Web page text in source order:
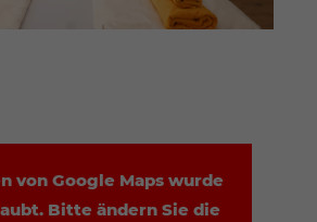
von Google Maps wurde
Bitte ändern Sie die